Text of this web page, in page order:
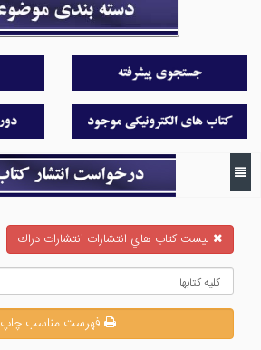
ليست كتاب هاي انتشارات انتشارات دراك
فهرست مناسب چاپ